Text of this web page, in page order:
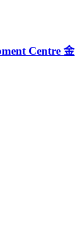
Centre 金